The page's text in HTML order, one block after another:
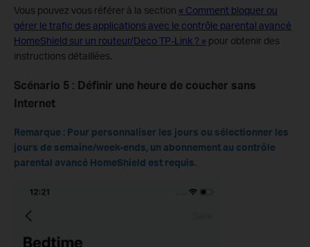
Vous pouvez vous référer à la section « Comment bloquer ou
gérer le trafic des applications avec le contrôle parental avancé
HomeShield sur un routeur/Deco TP-Link ? » pour obtenir des
instructions détaillées.
Scénario 5 : Définir une heure de coucher sans
Internet
Remarque : Pour personnaliser les jours ou sélectionner les
jours de semaine/week-ends, un abonnement au contrôle
parental avancé HomeShield est requis.